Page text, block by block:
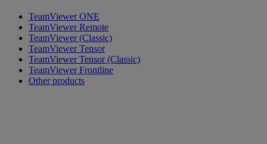
TeamViewer ONE
TeamViewer Remote
TeamViewer (Classic)
TeamViewer Tensor
TeamViewer Tensor (Classic)
TeamViewer Frontline
Other products